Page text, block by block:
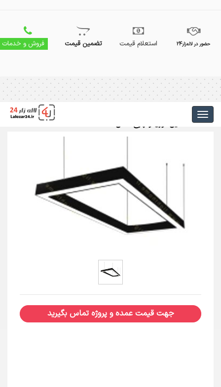
حضور در لاله‌زار24 استعلام قیمت تضمین قیمت فروش و خدمات
جهت قیمت عمده و پروژه تماس بگیرید